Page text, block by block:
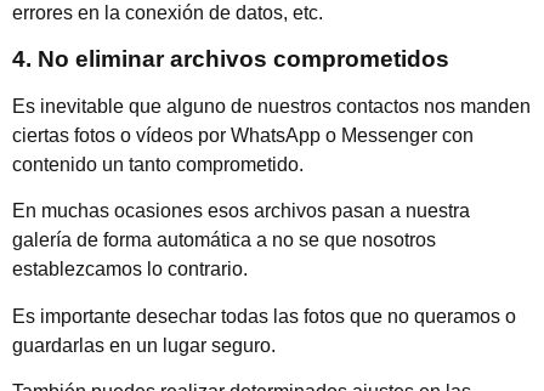
errores en la conexión de datos, etc.
4. No eliminar archivos comprometidos
Es inevitable que alguno de nuestros contactos nos manden
ciertas fotos o vídeos por WhatsApp o Messenger con
contenido un tanto comprometido.
En muchas ocasiones esos archivos pasan a nuestra
galería de forma automática a no se que nosotros
establezcamos lo contrario.
Es importante desechar todas las fotos que no queramos o
guardarlas en un lugar seguro.